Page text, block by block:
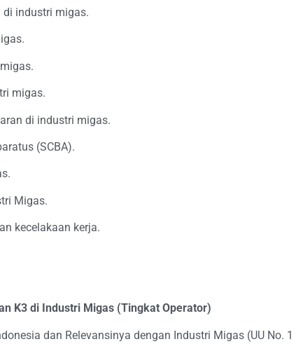
di industri migas.
migas.
di industri migas.
(SCBA).
Migas.
kecelakaan kerja.
K3 di Industri Migas (Tingkat Operator)
dan Relevansinya dengan Industri Migas (UU No. 1